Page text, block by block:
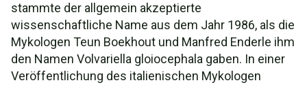
stammte der allgemein akzeptierte
wissenschaftliche Name aus dem Jahr 1986, als die
Mykologen Teun Boekhout und Manfred Enderle ihm
den Namen Volvariella gloiocephala gaben. In einer
Veröffentlichung des italienischen Mykologen